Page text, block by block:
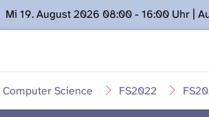
Mi 19. August 2026 08:00 - 16:00 Uhr |
stehen. Kontakt: www.podcast.unibe.ch
FS2022
Science